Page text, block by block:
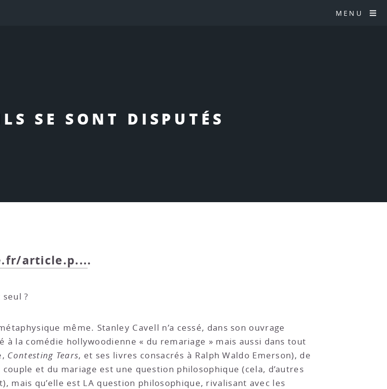
MENU
SE SONT DISPUTÉS
article.p....
?
même. Stanley Cavell n’a cessé, dans son ouvrage
à la comédie hollywoodienne « du remariage » mais aussi dans tout
Contesting Tears, et ses livres consacrés à Ralph Waldo Emerson), de
et du mariage est une question philosophique (cela, d’autres
mais qu’elle est LA question philosophique, rivalisant avec les